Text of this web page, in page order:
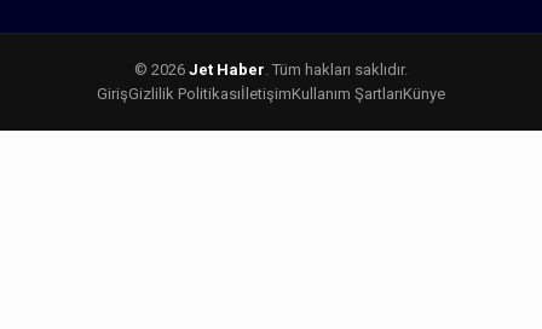
© 2026 Jet Haber. Tüm hakları saklıdır.
GirişGizlilik PolitikasıİletişimKullanım ŞartlarıKünye